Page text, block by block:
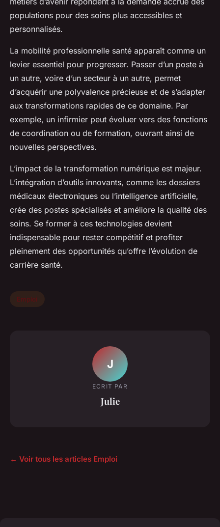
populations pour des soins plus accessibles et
personnalisés.
La mobilité professionnelle santé apparaît comme un
levier essentiel pour progresser. Passer d’un poste à
un autre, voire d’un secteur à un autre, permet
d’acquérir une polyvalence précieuse et de s’adapter
aux transformations rapides de ce domaine. Par
exemple, un infirmier peut évoluer vers des fonctions
de coordination ou de formation, ouvrant ainsi de
nouvelles perspectives.
L’impact de la transformation numérique est majeur.
L’intégration d’outils innovants, comme les dossiers
médicaux électroniques ou l’intelligence artificielle,
crée des postes spécialisés et améliore la qualité des
soins. Se former à ces technologies devient
indispensable pour rester compétitif et profiter
pleinement des opportunités qu’offre l’évolution de
carrière santé.
Emploi
J
ECRIT PAR
Julie
← Voir tous les articles Emploi